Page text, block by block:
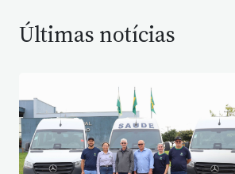
Últimas notícias